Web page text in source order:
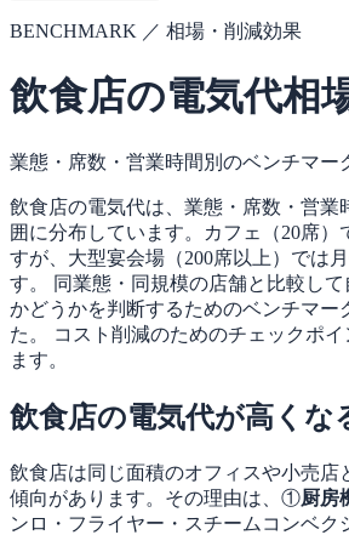
BENCHMARK ／ 相場・削減効果
飲食店の電気代相
業態・席数・営業時間別のベンチマー
飲食店の電気代は、業態・席数・営業
囲に分布しています。カフェ（20席）
すが、大型宴会場（200席以上）では
す。 同業態・同規模の店舗と比較し
かどうかを判断するためのベンチマー
た。 コスト削減のためのチェックポ
ます。
飲食店の電気代が高くな
飲食店は同じ面積のオフィスや小売店
傾向があります。その理由は、①厨房
ンロ・フライヤー・スチームコンベ